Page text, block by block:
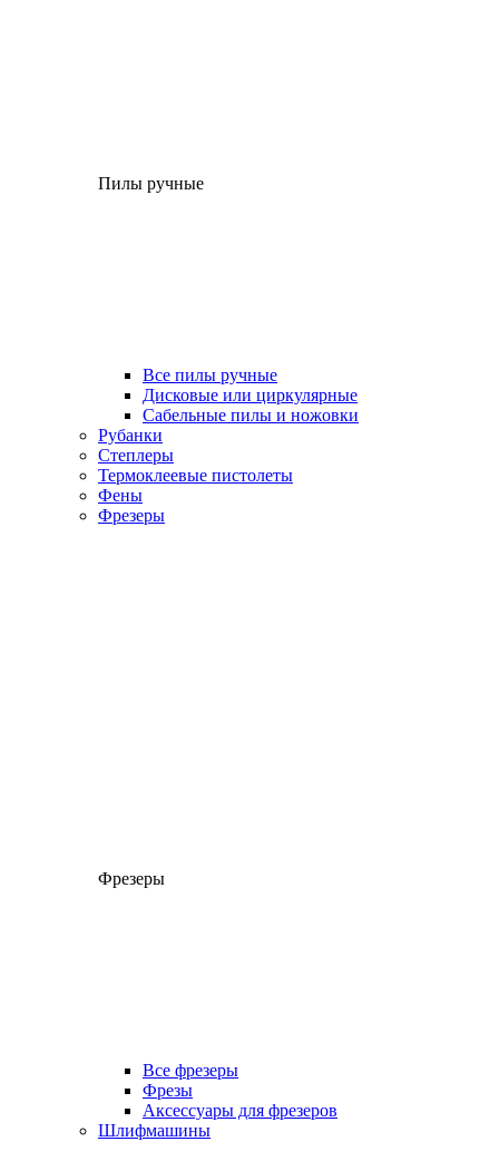
Пилы ручные
Все пилы ручные
Дисковые или циркулярные
Сабельные пилы и ножовки
Рубанки
Степлеры
Термоклеевые пистолеты
Фены
Фрезеры
Фрезеры
Все фрезеры
Фрезы
Аксессуары для фрезеров
Шлифмашины